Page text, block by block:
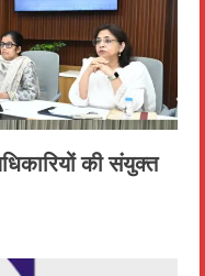
की संयुक्त